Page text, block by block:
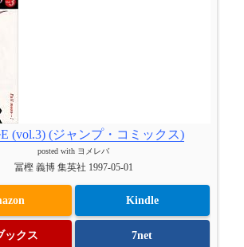
(vol.3) (ジャンプ・コミックス)
posted with ヨメレバ
冨樫 義博 集英社 1997-05-01
Kindle
ックス 7net